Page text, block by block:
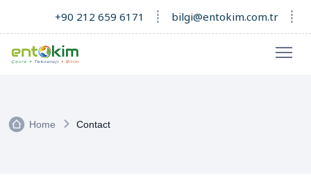
+90 212 659 6171 bilgi@entokim.com.tr
Home Contact